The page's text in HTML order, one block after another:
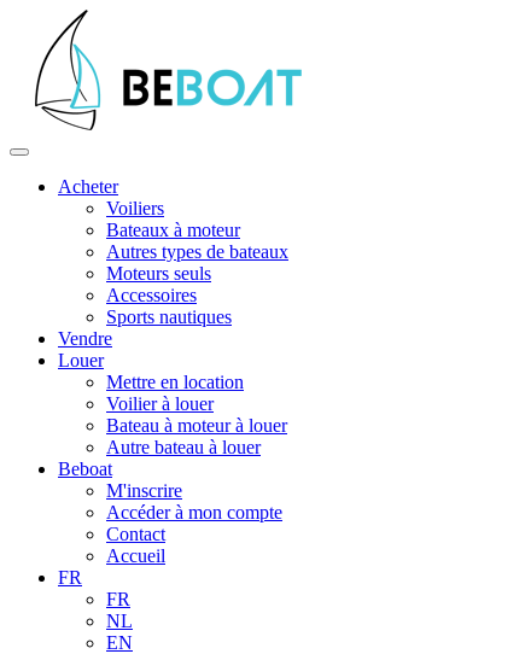
Acheter
Voiliers
Bateaux à moteur
Autres types de bateaux
Moteurs seuls
Accessoires
Sports nautiques
Vendre
Louer
Mettre en location
Voilier à louer
Bateau à moteur à louer
Autre bateau à louer
Beboat
M'inscrire
Accéder à mon compte
Contact
Accueil
FR
FR
NL
EN